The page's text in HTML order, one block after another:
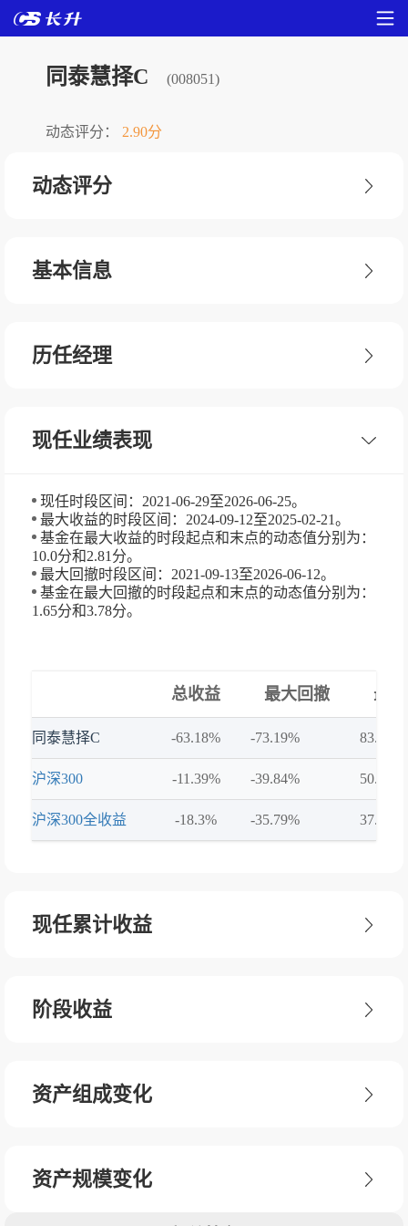
同泰慧择C (008051)
动态评分： 2.90分
动态评分
基本信息
历任经理
现任业绩表现
现任时段区间：2021-06-29至2026-06-25。
最大收益的时段区间：2024-09-12至2025-02-21。
基金在最大收益的时段起点和末点的动态值分别为：
10.0分和2.81分。
最大回撤时段区间：2021-09-13至2026-06-12。
基金在最大回撤的时段起点和末点的动态值分别为：
1.65分和3.78分。
总收益 最大回撤 最
同泰慧择C -63.18% -73.19% 83.39%
沪深300 -11.39% -39.84% 50.28%
沪深300全收益 -18.3% -35.79% 37.51%
现任累计收益
阶段收益
资产组成变化
资产规模变化